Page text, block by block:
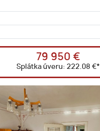
79 950 €
Splátka úveru: 222.08 €*